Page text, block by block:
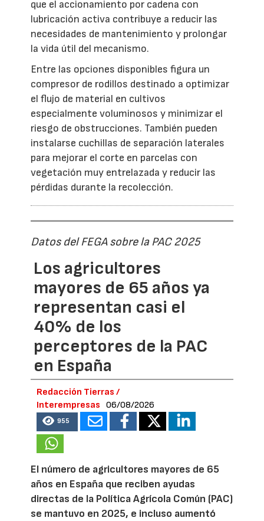
que el accionamiento por cadena con
lubricación activa contribuye a reducir las
necesidades de mantenimiento y prolongar
la vida útil del mecanismo.
Entre las opciones disponibles figura un
compresor de rodillos destinado a optimizar
el flujo de material en cultivos
especialmente voluminosos y minimizar el
riesgo de obstrucciones. También pueden
instalarse cuchillas de separación laterales
para mejorar el corte en parcelas con
vegetación muy entrelazada y reducir las
pérdidas durante la recolección.
Datos del FEGA sobre la PAC 2025
Los agricultores
mayores de 65 años ya
representan casi el
40% de los
perceptores de la PAC
en España
Redacción Tierras /
Interempresas
06/08/2026
955
El número de agricultores mayores de 65
años en España que reciben ayudas
directas de la Política Agrícola Común (PAC)
se mantuvo en 2025, e incluso aumentó